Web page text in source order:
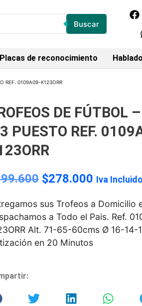
Buscar
Placas de reconocimiento
REF. 0109A09-K123ORR
DE FÚTBOL
PUESTO REF.
$278.000 Iva Incluido
sus Trofeos a Domicilio
a Todo el Pais. Ref.
Alt. 71-65-60cms Ø 16-14-
en 20 Minutos